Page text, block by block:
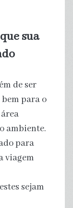
sua
de ser
para o
ambiente.
para
viagem
sejam